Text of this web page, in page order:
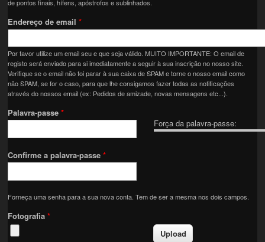
de pontos finais, hífens, apóstrofos e sublinhados.
Endereço de email*
Por favor utilize um email seu e que seja válido. MUITO IMPORTANTE: O email de
registo será enviado para si imediatamente a seguir à sua inscrição no nosso site.
Verifique se o email não foi parar à sua caixa de SPAM e torne o nosso email como
não SPAM, se for o caso, para que lhe consigamos fazer todas as notificações
através do nossos email (ex: Pedidos de amizade, novas mensagens etc...).
Força da palavra-passe:
Palavra-passe*
Confirme a palavra-passe*
Forneça uma senha para a sua nova conta. Tem de ser a mesma nos dois campos.
Fotografia*